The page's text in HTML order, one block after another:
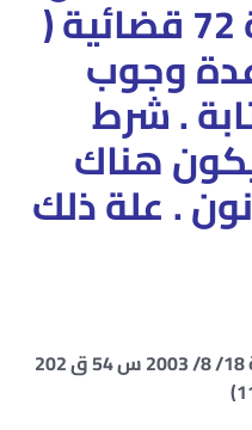
رقم 1709 لسنة 72 قضائية (
وجوب
. شرط
يكون هناك
. علة ذلك
(الطعن 1709 لسنة 72 ق جلسة 18/ 8/ 2003 س 54 ق 202